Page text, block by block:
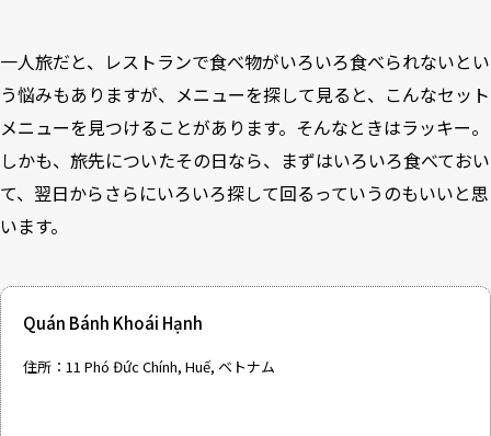
一人旅だと、レストランで食べ物がいろいろ食べられないとい
う悩みもありますが、メニューを探して見ると、こんなセット
メニューを見つけることがあります。そんなときはラッキー。
しかも、旅先についたその日なら、まずはいろいろ食べておい
て、翌日からさらにいろいろ探して回るっていうのもいいと思
います。
Quán Bánh Khoái Hạnh
住所：11 Phó Đức Chính, Huế, ベトナム